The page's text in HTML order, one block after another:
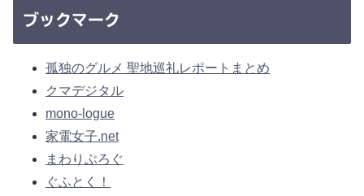
ブックマーク
孤独のグルメ 聖地巡礼レポートまとめ
クマデジタル
mono-logue
家電女子.net
まわりぶろぐ
ぐふとく！